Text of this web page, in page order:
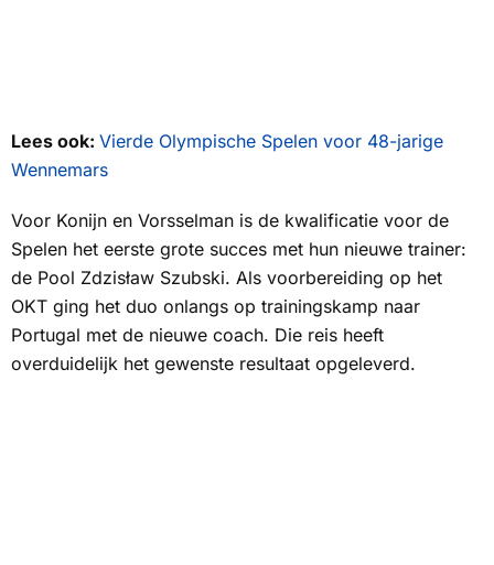
Lees ook: Vierde Olympische Spelen voor 48-jarige
Wennemars
Voor Konijn en Vorsselman is de kwalificatie voor de
Spelen het eerste grote succes met hun nieuwe trainer:
de Pool Zdzisław Szubski. Als voorbereiding op het
OKT ging het duo onlangs op trainingskamp naar
Portugal met de nieuwe coach. Die reis heeft
overduidelijk het gewenste resultaat opgeleverd.